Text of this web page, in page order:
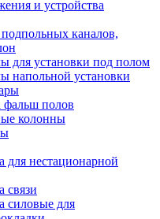
и устройства
каналов,
для установки под полом
напольной установки
фальш полов
колонны
для нестационарной
связи
силовые для